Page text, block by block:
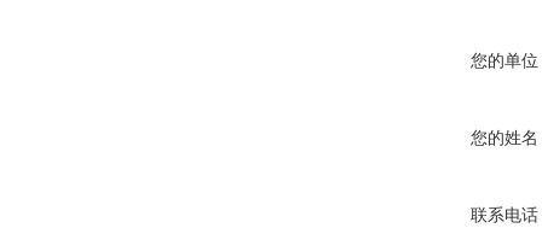
您的单位
您的姓名
联系电话